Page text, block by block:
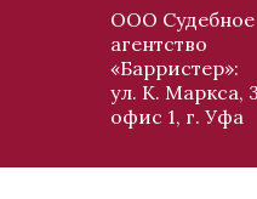
ООО Судебное
агентство
«Барристер»:
ул. К. Маркса,
офис 1, г. Уфа